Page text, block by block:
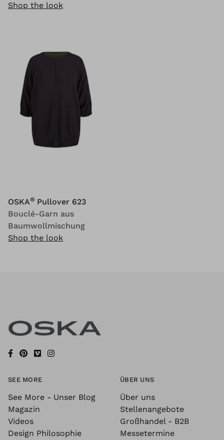
Shop the look
OSKA® Pullover 623
Bouclé-Garn aus
Baumwollmischung
Shop the look
SEE MORE
See More - Unser Blog
Magazin
Videos
Design Philosophie
ÜBER UNS
Über uns
Stellenangebote
Großhandel - B2B
Messetermine